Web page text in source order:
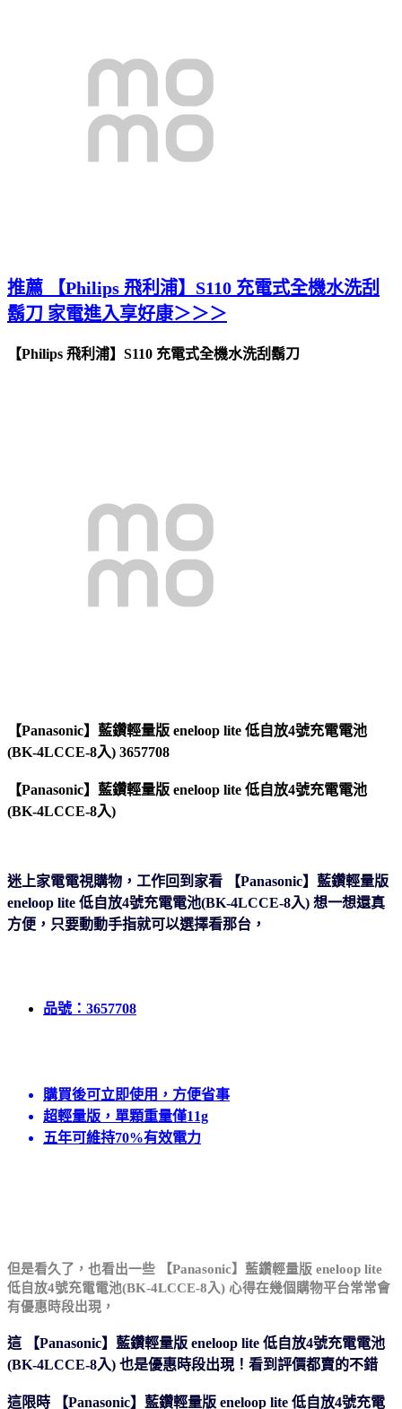
推薦 【Philips 飛利浦】S110 充電式全機水洗刮
鬍刀 家電進入享好康＞＞＞
【Philips 飛利浦】S110 充電式全機水洗刮鬍刀
【Panasonic】藍鑽輕量版 eneloop lite 低自放4號充電電池
(BK-4LCCE-8入) 3657708
【Panasonic】藍鑽輕量版 eneloop lite 低自放4號充電電池
(BK-4LCCE-8入)
迷上家電電視購物，工作回到家看 【Panasonic】藍鑽輕量版
eneloop lite 低自放4號充電電池(BK-4LCCE-8入) 想一想還真
方便 ，只要動動手指就可以選擇看那台，
品號：3657708
購買後可立即使用，方便省事
超輕量版，單顆重量僅11g
五年可維持70%有效電力
但是看久了，也看出一些 【Panasonic】藍鑽輕量版 eneloop lite
低自放4號充電電池(BK-4LCCE-8入) 心得在幾個購物平台常常會
有優惠時段出現，
這 【Panasonic】藍鑽輕量版 eneloop lite 低自放4號充電電池
(BK-4LCCE-8入) 也是優惠時段出現！看到評價都賣的不錯
這限時 【Panasonic】藍鑽輕量版 eneloop lite 低自放4號充電